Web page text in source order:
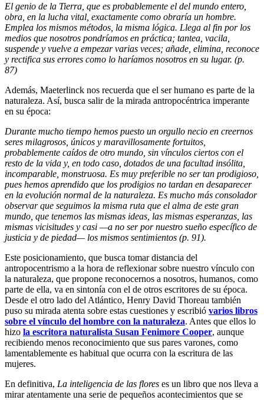
El genio de la Tierra, que es probablemente el del mundo entero,
obra, en la lucha vital, exactamente como obraría un hombre.
Emplea los mismos métodos, la misma lógica. Llega al fin por los
medios que nosotros pondríamos en práctica; tantea, vacila,
suspende y vuelve a empezar varias veces; añade, elimina, reconoce
y rectifica sus errores como lo haríamos nosotros en su lugar. (p.
87)
Además, Maeterlinck nos recuerda que el ser humano es parte de la
naturaleza. Así, busca salir de la mirada antropocéntrica imperante
en su época:
Durante mucho tiempo hemos puesto un orgullo necio en creernos
seres milagrosos, únicos y maravillosamente fortuitos,
probablemente caídos de otro mundo, sin vínculos ciertos con el
resto de la vida y, en todo caso, dotados de una facultad insólita,
incomparable, monstruosa. Es muy preferible no ser tan prodigioso,
pues hemos aprendido que los prodigios no tardan en desaparecer
en la evolución normal de la naturaleza. Es mucho más consolador
observar que seguimos la misma ruta que el alma de este gran
mundo, que tenemos las mismas ideas, las mismas esperanzas, las
mismas vicisitudes y casi —a no ser por nuestro sueño específico de
justicia y de piedad— los mismos sentimientos (p. 91).
Este posicionamiento, que busca tomar distancia del
antropocentrismo a la hora de reflexionar sobre nuestro vínculo con
la naturaleza, que propone reconocernos a nosotros, humanos, como
parte de ella, va en sintonía con el de otros escritores de su época.
Desde el otro lado del Atlántico, Henry David Thoreau también
puso su mirada atenta sobre estas cuestiones y escribió varios libros
sobre el vínculo del hombre con la naturaleza. Antes que ellos lo
hizo la escritora naturalista Susan Fenimore Cooper, aunque
recibiendo menos reconocimiento que sus pares varones, como
lamentablemente es habitual que ocurra con la escritura de las
mujeres.
En definitiva, La inteligencia de las flores es un libro que nos lleva a
mirar atentamente una serie de pequeños acontecimientos que se